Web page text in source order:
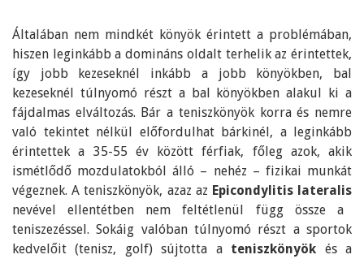
Általában nem mindkét könyök érintett a problémában,
hiszen leginkább a domináns oldalt terhelik az érintettek,
így jobb kezeseknél inkább a jobb könyökben, bal
kezeseknél túlnyomó részt a bal könyökben alakul ki a
fájdalmas elváltozás. Bár a teniszkönyök korra és nemre
való tekintet nélkül előfordulhat bárkinél, a leginkább
érintettek a 35-55 év között férfiak, főleg azok, akik
ismétlődő mozdulatokból álló – nehéz – fizikai munkát
végeznek. A teniszkönyök, azaz az Epicondylitis lateralis
nevével ellentétben nem feltétlenül függ össze a
teniszezéssel. Sokáig valóban túlnyomó részt a sportok
kedvelőit (tenisz, golf) sújtotta a teniszkönyök és a